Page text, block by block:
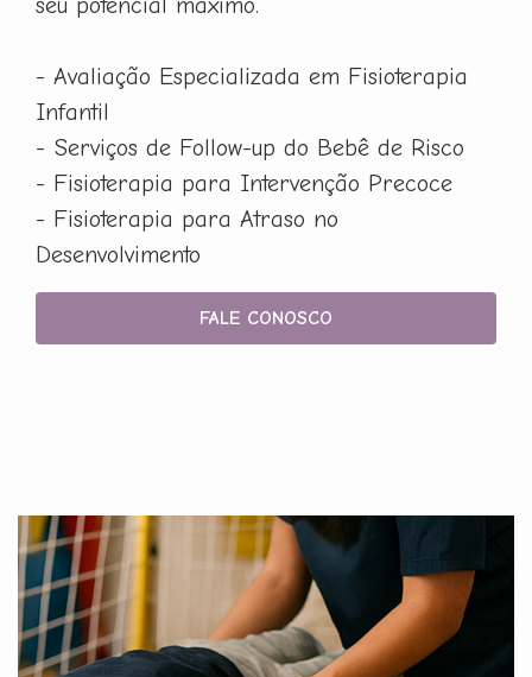
- Avaliação Especializada em Fisioterapia
Infantil
- Serviços de Follow-up do Bebê de Risco
- Fisioterapia para Intervenção Precoce
- Fisioterapia para Atraso no
Desenvolvimento
FALE CONOSCO